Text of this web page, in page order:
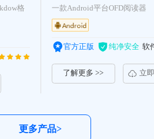
格
一款Android平台OFD阅读器
官方正版 纯净安全 软
了解更多 >> 立
更多产品>